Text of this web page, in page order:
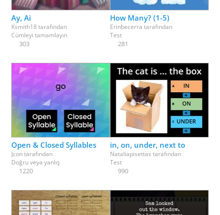
Ay, Ai
Ksmith18 tarafından
Cümleyi tamamlayın
303
How Many? (1-5)
Erinbecerra tarafından
Test
281
Open & Closed Syllables
Jcontarafından
Doğru veya yanlış
1220
in, on, under, next to
Nataliapisettas tarafından
Test
990